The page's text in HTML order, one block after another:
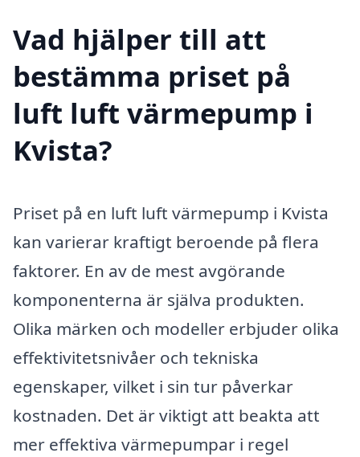
Vad hjälper till att
bestämma priset på
luft luft värmepump i
Kvista?
Priset på en luft luft värmepump i Kvista
kan varierar kraftigt beroende på flera
faktorer. En av de mest avgörande
komponenterna är själva produkten.
Olika märken och modeller erbjuder olika
effektivitetsnivåer och tekniska
egenskaper, vilket i sin tur påverkar
kostnaden. Det är viktigt att beakta att
mer effektiva värmepumpar i regel